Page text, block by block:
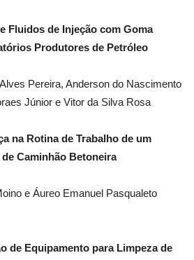
Fluidos de Injeção com Goma
Produtores de Petróleo
Pereira, Anderson do Nascimento
Júnior e Vitor da Silva Rosa
na Rotina de Trabalho de um
Caminhão Betoneira
e Áureo Emanuel Pasqualeto
de Equipamento para Limpeza de